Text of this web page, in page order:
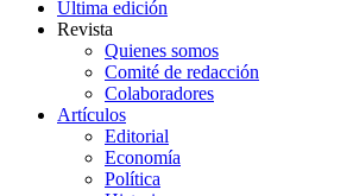
Última edición
Revista
Quienes somos
Comité de redacción
Colaboradores
Artículos
Editorial
Economía
Política